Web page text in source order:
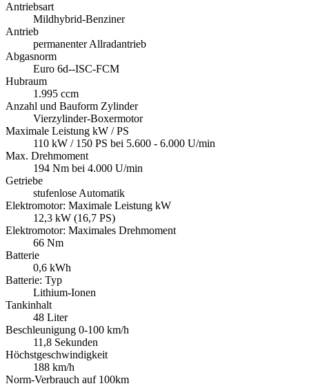
Antriebsart
Mildhybrid-Benziner
Antrieb
permanenter Allradantrieb
Abgasnorm
Euro 6d--ISC-FCM
Hubraum
1.995 ccm
Anzahl und Bauform Zylinder
Vierzylinder-Boxermotor
Maximale Leistung kW / PS
110 kW / 150 PS bei 5.600 - 6.000 U/min
Max. Drehmoment
194 Nm bei 4.000 U/min
Getriebe
stufenlose Automatik
Elektromotor: Maximale Leistung kW
12,3 kW (16,7 PS)
Elektromotor: Maximales Drehmoment
66 Nm
Batterie
0,6 kWh
Batterie: Typ
Lithium-Ionen
Tankinhalt
48 Liter
Beschleunigung 0-100 km/h
11,8 Sekunden
Höchstgeschwindigkeit
188 km/h
Norm-Verbrauch auf 100km